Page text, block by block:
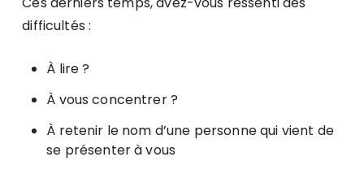
difficultés :
À lire ?
À vous concentrer ?
À retenir le nom d’une personne qui vient de
se présenter à vous